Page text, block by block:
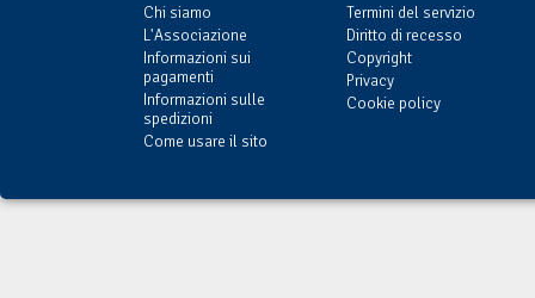
Chi siamo
L'Associazione
Informazioni sui
pagamenti
Informazioni sulle
spedizioni
Come usare il sito
Termini del servizio
Diritto di recesso
Copyright
Privacy
Cookie policy